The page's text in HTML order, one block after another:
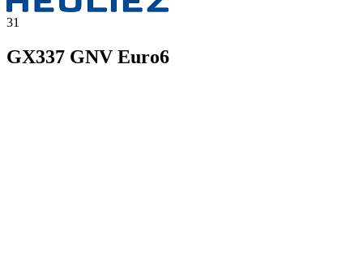
31
GX337 GNV Euro6